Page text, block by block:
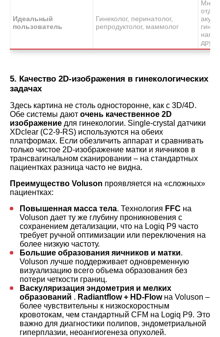
Идеальный
пользователь
Гинеколог, перинатолог,
репродуктолог, маммолог
5. Качество 2D-изображения в гинекологических
задачах
Здесь картина не столь односторонне, как с 3D/4D.
Обе системы дают очень качественное 2D
изображение для гинекологии. Single-crystal датчики
XDclear (C2-9-RS) используются на обеих
платформах. Если обезличить аппарат и сравнивать
только чистое 2D-изображение матки и яичников в
трансвагинальном сканировании – на стандартных
пациентках разница часто не видна.
Преимущество Voluson проявляется на «сложных»
пациентках:
Повышенная масса тела. Технология FFC на
Voluson дает ту же глубину проникновения с
сохранением детализации, что на Logiq P9 часто
требует ручной оптимизации или переключения на
более низкую частоту.
Большие образования яичников и матки.
Voluson лучше поддерживает одновременную
визуализацию всего объема образования без
потери четкости границ.
Васкуляризация эндометрия и мелких
образований . Radiantflow + HD-Flow на Voluson –
более чувствительны к низкоскоростным
кровотокам, чем стандартный CFM на Logiq P9. Это
важно для диагностики полипов, эндометриальной
гиперплазии, неоангиогенеза опухолей.